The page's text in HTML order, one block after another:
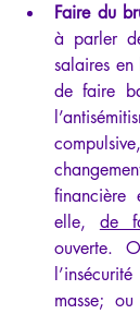
Faire du
à parler
salaires en
de faire
financière
elle, de
ouverte.
masse;